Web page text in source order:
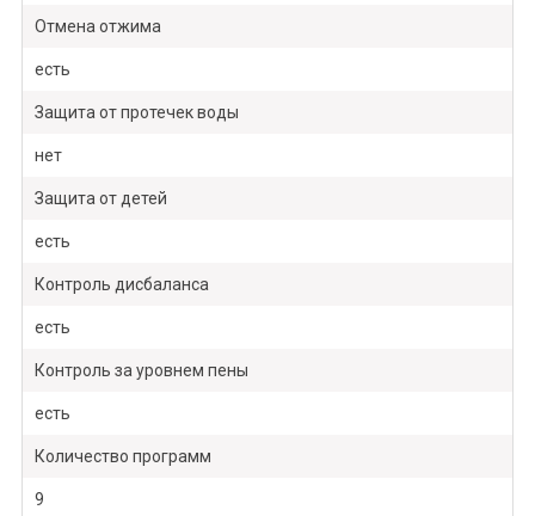
Отмена отжима
есть
Защита от протечек воды
нет
Защита от детей
есть
Контроль дисбаланса
есть
Контроль за уровнем пены
есть
Количество программ
9